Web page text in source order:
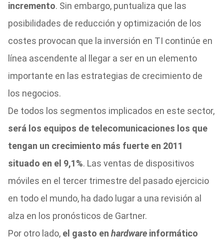
incremento. Sin embargo, puntualiza que las
posibilidades de reducción y optimización de los
costes provocan que la inversión en TI continúe en
línea ascendente al llegar a ser en un elemento
importante en las estrategias de crecimiento de
los negocios.
De todos los segmentos implicados en este sector,
será los equipos de telecomunicaciones los que
tengan un crecimiento más fuerte en 2011
situado en el 9,1%. Las ventas de dispositivos
móviles en el tercer trimestre del pasado ejercicio
en todo el mundo, ha dado lugar a una revisión al
alza en los pronósticos de Gartner.
Por otro lado, el gasto en hardware informático